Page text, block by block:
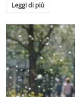
Leggi di più